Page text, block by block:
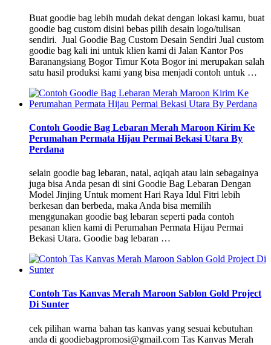
Buat goodie bag lebih mudah dekat dengan lokasi kamu, buat
goodie bag custom disini bebas pilih desain logo/tulisan
sendiri. Jual Goodie Bag Custom Desain Sendiri Jual custom
goodie bag kali ini untuk klien kami di Jalan Kantor Pos
Baranangsiang Bogor Timur Kota Bogor ini merupakan salah
satu hasil produksi kami yang bisa menjadi contoh untuk …
Contoh Goodie Bag Lebaran Merah Maroon Kirim Ke
Perumahan Permata Hijau Permai Bekasi Utara By
Perdana
selain goodie bag lebaran, natal, aqiqah atau lain sebagainya
juga bisa Anda pesan di sini Goodie Bag Lebaran Dengan
Model Jinjing Untuk moment Hari Raya Idul Fitri lebih
berkesan dan berbeda, maka Anda bisa memilih
menggunakan goodie bag lebaran seperti pada contoh
pesanan klien kami di Perumahan Permata Hijau Permai
Bekasi Utara. Goodie bag lebaran …
Contoh Tas Kanvas Merah Maroon Sablon Gold Project
Di Sunter
cek pilihan warna bahan tas kanvas yang sesuai kebutuhan
anda di goodiebagpromosi@gmail.com Tas Kanvas Merah